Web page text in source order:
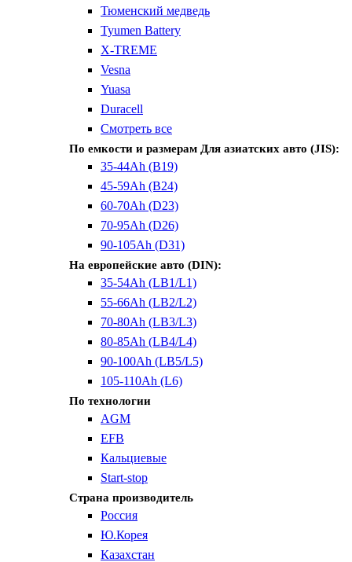
Тюменский медведь
Tyumen Battery
X-TREME
Vesna
Yuasa
Duracell
Смотреть все
По емкости и размерам Для азиатских авто (JIS):
35-44Ah (B19)
45-59Ah (B24)
60-70Ah (D23)
70-95Ah (D26)
90-105Ah (D31)
На европейские авто (DIN):
35-54Ah (LB1/L1)
55-66Ah (LB2/L2)
70-80Ah (LB3/L3)
80-85Ah (LB4/L4)
90-100Ah (LB5/L5)
105-110Ah (L6)
По технологии
AGM
EFB
Кальциевые
Start-stop
Страна производитель
Россия
Ю.Корея
Казахстан